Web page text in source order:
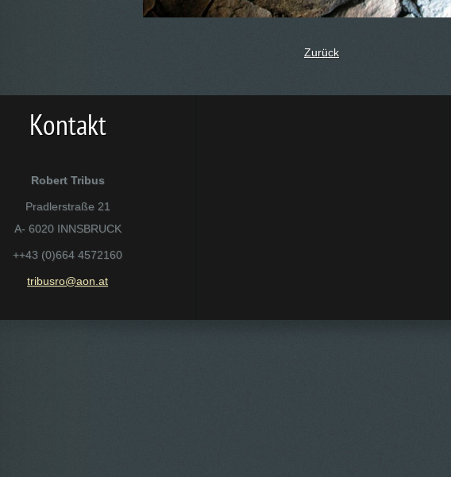
Zurück
Kontakt
Robert Tribus
Pradlerstraße 21
A- 6020 INNSBRUCK
++43 (0)664 4572160
tribusro@aon.at